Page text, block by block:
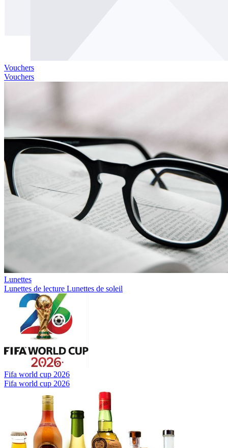
Vouchers
Vouchers
Lunettes
Lunettes de lecture Lunettes de soleil
Fifa world cup 2026
Fifa world cup 2026